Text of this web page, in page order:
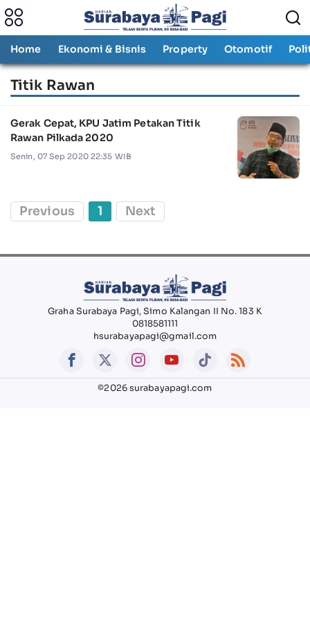
Home Ekonomi & Bisnis Property Otomotif
Titik Rawan
Gerak Cepat, KPU Jatim Petakan Titik
Rawan Pilkada 2020
Senin, 07 Sep 2020 22:35 WIB
Previous 1 Next
Graha Surabaya Pagi, Simo Kalangan II No. 183 K
0818581111
hsurabayapagi@gmail.com
©2026 surabayapagi.com